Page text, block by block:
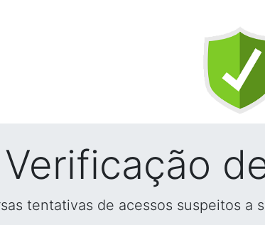
Verificação
tentativas de acessos suspeitos a